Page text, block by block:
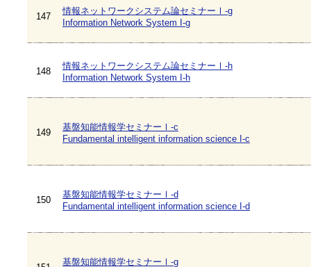
147
情報ネットワークシステム論セミナーⅠ-g
Information Network System I-g
148
情報ネットワークシステム論セミナーⅠ-h
Information Network System I-h
149
基盤知能情報学セミナーⅠ-c
Fundamental intelligent information science I-c
150
基盤知能情報学セミナーⅠ-d
Fundamental intelligent information science I-d
基盤知能情報学セミナーⅠ-g